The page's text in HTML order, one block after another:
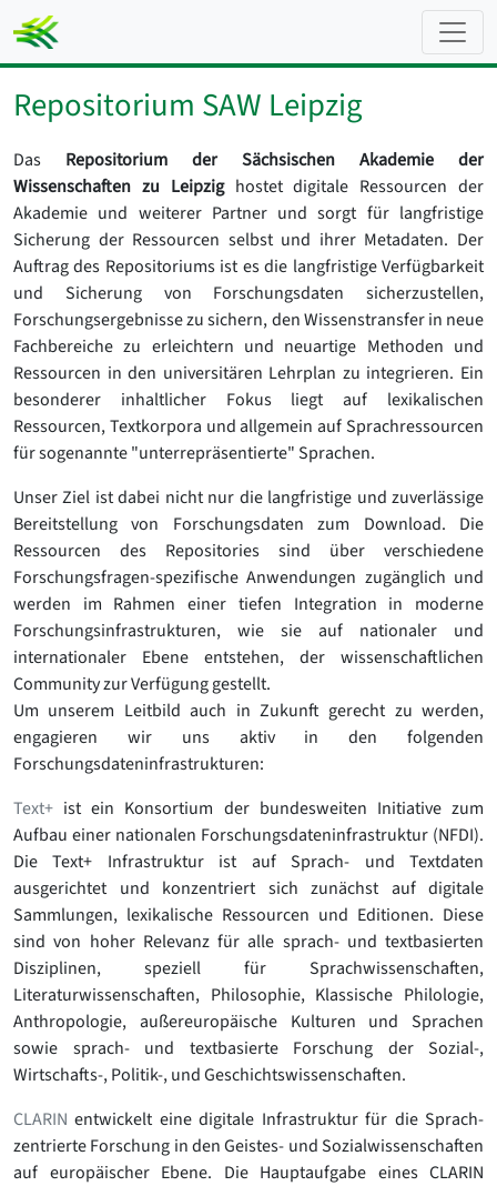
Repositorium SAW Leipzig
Das Repositorium der Sächsischen Akademie der
Wissenschaften zu Leipzighostet digitale Ressourcen der
Akademie und weiterer Partner und sorgt für langfristige
Sicherung der Ressourcen selbst und ihrer Metadaten. Der
Auftrag des Repositoriums ist es die langfristige Verfügbarkeit
und Sicherung von Forschungsdaten sicherzustellen,
Forschungsergebnisse zu sichern, den Wissenstransfer in neue
Fachbereiche zu erleichtern und neuartige Methoden und
Ressourcen in den universitären Lehrplan zu integrieren. Ein
besonderer inhaltlicher Fokus liegt auf lexikalischen
Ressourcen, Textkorpora und allgemein auf Sprachressourcen
für sogenannte "unterrepräsentierte" Sprachen.
Unser Ziel ist dabei nicht nur die langfristige und zuverlässige
Bereitstellung von Forschungsdaten zum Download. Die
Ressourcen des Repositories sind über verschiedene
Forschungsfragen-spezifische Anwendungen zugänglich und
werden im Rahmen einer tiefen Integration in moderne
Forschungsinfrastrukturen, wie sie auf nationaler und
internationaler Ebene entstehen, der wissenschaftlichen
Community zur Verfügung gestellt.
Um unserem Leitbild auch in Zukunft gerecht zu werden,
engagieren wir uns aktiv in den folgenden
Forschungsdateninfrastrukturen:
Text+ ist ein Konsortium der bundesweiten Initiative zum
Aufbau einer nationalen Forschungsdateninfrastruktur (NFDI).
Die Text+ Infrastruktur ist auf Sprach- und Textdaten
ausgerichtet und konzentriert sich zunächst auf digitale
Sammlungen, lexikalische Ressourcen und Editionen. Diese
sind von hoher Relevanz für alle sprach- und textbasierten
Disziplinen, speziell für Sprachwissenschaften,
Literaturwissenschaften, Philosophie, Klassische Philologie,
Anthropologie, außereuropäische Kulturen und Sprachen
sowie sprach- und textbasierte Forschung der Sozial-,
Wirtschafts-, Politik-, und Geschichtswissenschaften.
CLARIN entwickelt eine digitale Infrastruktur für die Sprach-
zentrierte Forschung in den Geistes- und Sozialwissenschaften
auf europäischer Ebene. Die Hauptaufgabe eines CLARIN